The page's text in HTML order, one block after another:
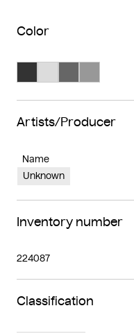
Color
Artists/Producer
Name
Unknown
Inventory number
224087
Classification